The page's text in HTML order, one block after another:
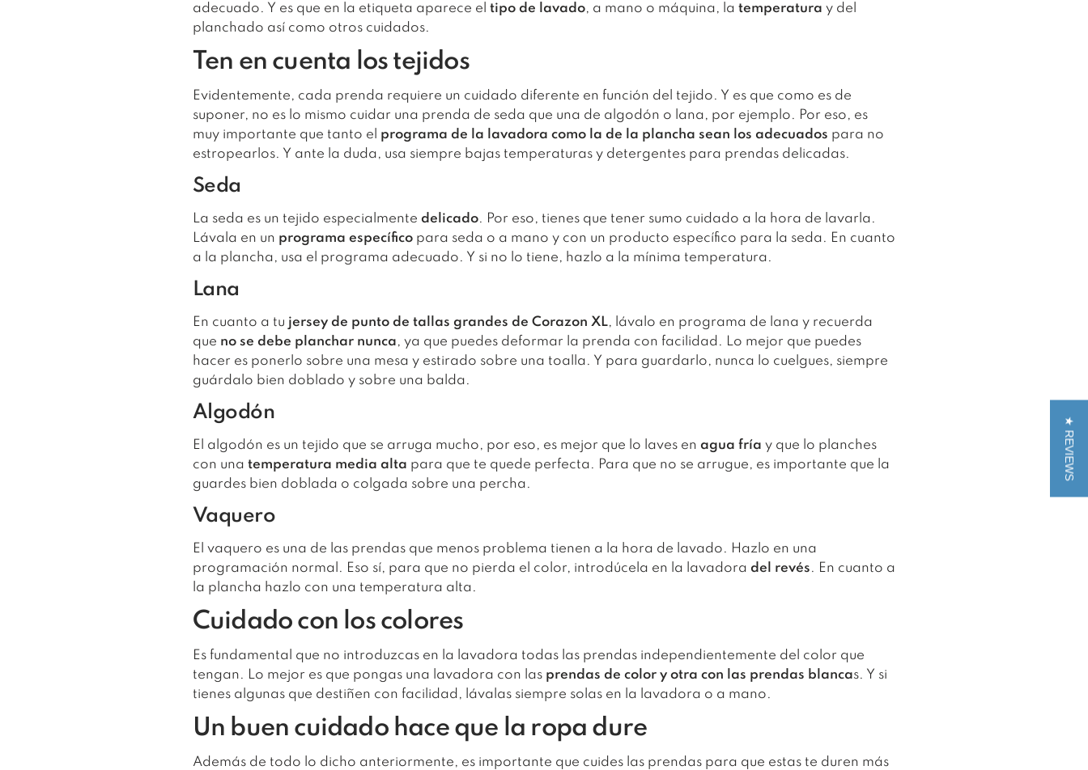
adecuado. Y es que en la etiqueta aparece el tipo de lavado, a mano o máquina, la temperatura y del
planchado así como otros cuidados.
Ten en cuenta los tejidos
Evidentemente, cada prenda requiere un cuidado diferente en función del tejido. Y es que como es de
suponer, no es lo mismo cuidar una prenda de seda que una de algodón o lana, por ejemplo. Por eso, es
muy importante que tanto el programa de la lavadora como la de la plancha sean los adecuados para no
estropearlos. Y ante la duda, usa siempre bajas temperaturas y detergentes para prendas delicadas.
Seda
La seda es un tejido especialmente delicado. Por eso, tienes que tener sumo cuidado a la hora de lavarla.
Lávala en un programa específicopara seda o a mano y con un producto específico para la seda. En cuanto
a la plancha, usa el programa adecuado. Y si no lo tiene, hazlo a la mínima temperatura.
Lana
En cuanto a tu jersey de punto de tallas grandes de Corazon XL, lávalo en programa de lana y recuerda
que no se debe planchar nunca, ya que puedes deformar la prenda con facilidad. Lo mejor que puedes
hacer es ponerlo sobre una mesa y estirado sobre una toalla. Y para guardarlo, nunca lo cuelgues, siempre
guárdalo bien doblado y sobre una balda.
Algodón
El algodón es un tejido que se arruga mucho, por eso, es mejor que lo laves en agua fría y que lo planches
con una temperatura media alta para que te quede perfecta. Para que no se arrugue, es importante que la
guardes bien doblada o colgada sobre una percha.
Vaquero
El vaquero es una de las prendas que menos problema tienen a la hora de lavado. Hazlo en una
programación normal. Eso sí, para que no pierda el color, introdúcela en la lavadora del revés. En cuanto a
la plancha hazlo con una temperatura alta.
Cuidado con los colores
Es fundamental que no introduzcas en la lavadora todas las prendas independientemente del color que
tengan. Lo mejor es que pongas una lavadora con las prendas de color y otra con las prendas blancas. Y si
tienes algunas que destiñen con facilidad, lávalas siempre solas en la lavadora o a mano.
Un buen cuidado hace que la ropa dure
Además de todo lo dicho anteriormente, es importante que cuides las prendas para que estas te duren más
★ REVIEWS